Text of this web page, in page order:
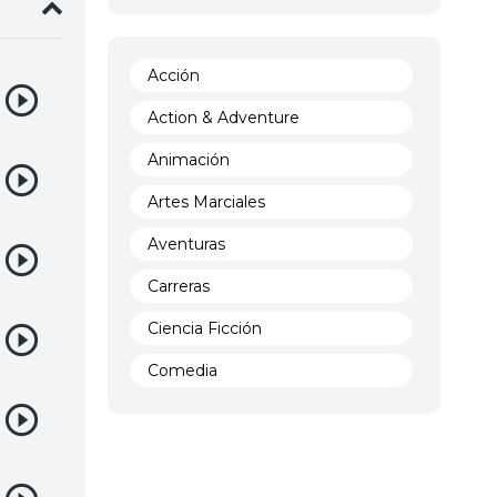
Acción
Action & Adventure
Animación
Artes Marciales
Aventuras
Carreras
Ciencia Ficción
Comedia